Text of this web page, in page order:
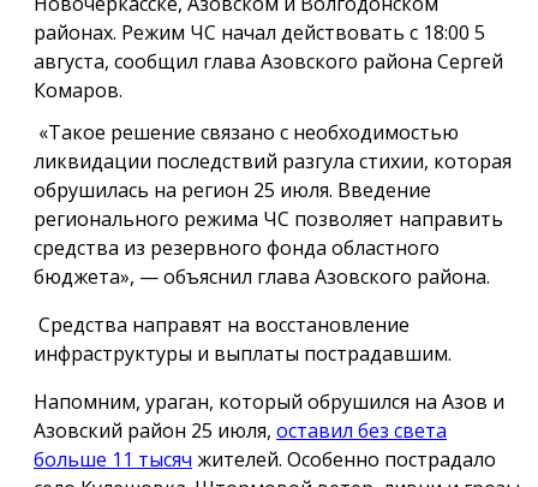
районах. Режим ЧС начал действовать с 18:00 5
августа, сообщил глава Азовского района Сергей
Комаров.
«Такое решение связано с необходимостью
ликвидации последствий разгула стихии, которая
обрушилась на регион 25 июля. Введение
регионального режима ЧС позволяет направить
средства из резервного фонда областного
бюджета», — объяснил глава Азовского района.
Средства направят на восстановление
инфраструктуры и выплаты пострадавшим.
Напомним, ураган, который обрушился на Азов и
Азовский район 25 июля, оставил без света
больше 11 тысяч жителей. Особенно пострадало